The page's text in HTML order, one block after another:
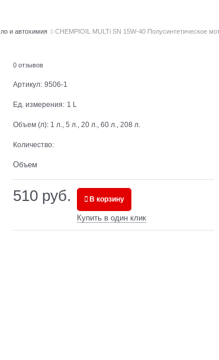
и автохимия CHEMPIOIL MULTi SN 15W-40 Полусинтетическое
0 отзывов
Артикул: 9506-1
Ед. измерения: 1 L
Объем (л): 1 л., 5 л., 20 л., 60 л., 208 л.
Количество:
Объем
510 руб. В корзину
Купить в один клик